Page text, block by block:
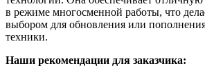
в режиме многосменной работы, что
выбором для обновления или
техники.
Наши рекомендации для заказчика: